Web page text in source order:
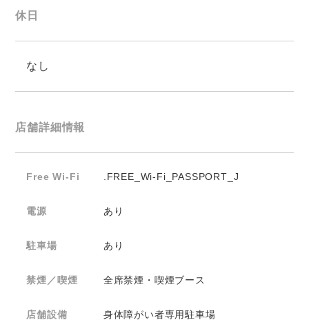
休日
なし
店舗詳細情報
Free Wi-Fi .FREE_Wi-Fi_PASSPORT_J
電源 あり
駐車場 あり
禁煙／喫煙 全席禁煙・喫煙ブース
店舗設備 身体障がい者専用駐車場